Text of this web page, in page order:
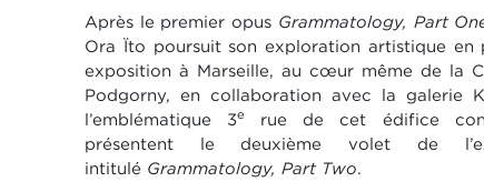
Après le premier opus Grammatology, Part
Ora Ïto poursuit son exploration artistique en
exposition à Marseille, au cœur même de la
Podgorny, en collaboration avec la galerie
l’emblématique 3e
rue de cet édifice
présentent le deuxième volet de
intitulé Grammatology, Part Two.